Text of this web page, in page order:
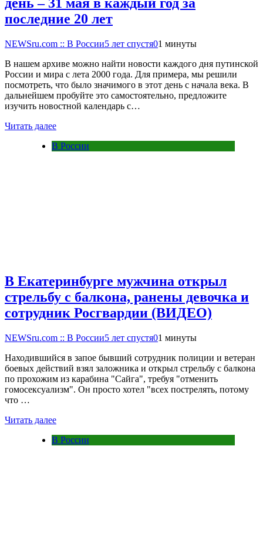
последние 20 лет
NEWSru.com :: В России5 лет спустя01 минуты
В нашем архиве можно найти новости каждого дня путинской
России и мира с лета 2000 года. Для примера, мы решили
посмотреть, что было значимого в этот день с начала века. В
дальнейшем пробуйте это самостоятельно, предложите
изучить новостной календарь с…
Читать далее
В России
В Екатеринбурге мужчина открыл
стрельбу с балкона, ранены девочка и
сотрудник Росгвардии (ВИДЕО)
NEWSru.com :: В России5 лет спустя01 минуты
Находившийся в запое бывший сотрудник полиции и ветеран
боевых действий взял заложника и открыл стрельбу с балкона
по прохожим из карабина "Сайга", требуя "отменить
гомосексуализм". Он просто хотел "всех пострелять, потому
что …
Читать далее
В России